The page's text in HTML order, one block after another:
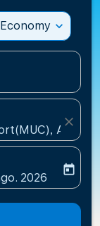
expand_more
close
return-date-
2026
today